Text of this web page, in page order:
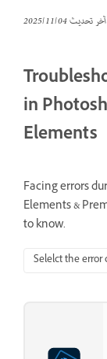
تحديث04‏/11‏/2025
in
Elements
Facing errors
Elements &
to know.
Selelct the error